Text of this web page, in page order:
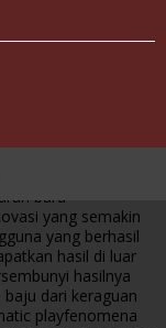
kunci analisis data
arah baru
yang semakin
yang berhasil
hasil di luar
hasilnya
dari keraguan
playfenomena